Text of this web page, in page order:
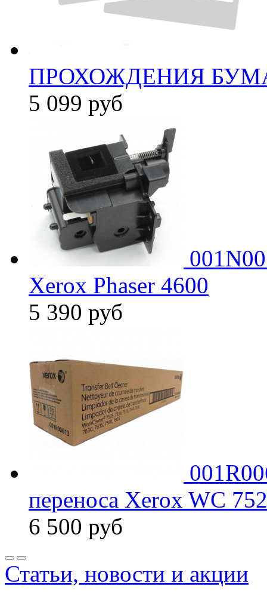
ПРОХОЖДЕНИЯ
5 099 руб
Xerox Phaser 4600
5 390 руб
переноса Xerox WC
6 500 руб
Статьи, новости и акции